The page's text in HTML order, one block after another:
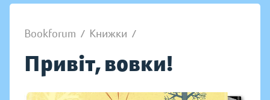
Bookforum / Книжки /
Привіт, вовки!